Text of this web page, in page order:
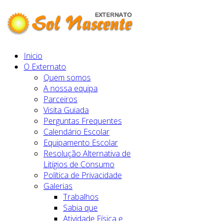
Inicio
O Externato
Quem somos
A nossa equipa
Parceiros
Visita Guiada
Perguntas Frequentes
Calendário Escolar
Equipamento Escolar
Resolução Alternativa de
Litígios de Consumo
Política de Privacidade
Galerias
Trabalhos
Sabia que
Atividade Física e